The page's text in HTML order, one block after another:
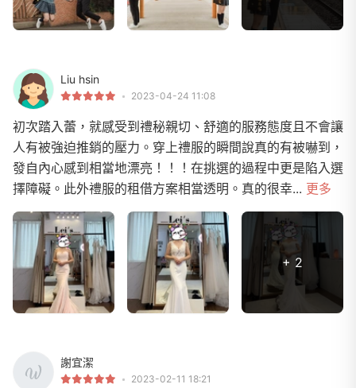
Liu hsin
2023-04-24 11:08
初次踏入蕾，就感受到禮秘親切、舒適的服務態度且不會讓
人有被強迫推銷的壓力。穿上禮服的瞬間說真的有被嚇到，
發自內心感到相當地漂亮！！！在挑選的過程中更是陷入選
擇障礙。此外禮服的租借方案相當透明。真的很幸... 更多
+ 2
謝宜潔
2023-02-11 18:21